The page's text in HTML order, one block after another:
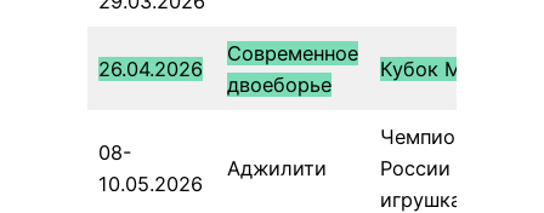
26.04.2026
Современное
двоеборье
Кубок Москвы
08-
10.05.2026
Аджилити
Чемпионат
России по
игрушкам